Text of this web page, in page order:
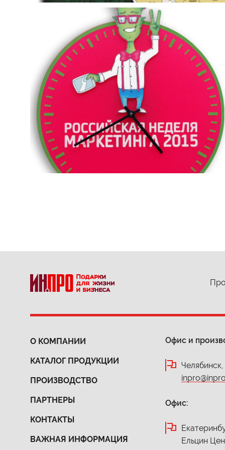
О КОМПАНИИ
КАТАЛОГ ПРОДУКЦИИ
ПРОИЗВОДСТВО
ПАРТНЕРЫ
КОНТАКТЫ
ВАЖНАЯ ИНФОРМАЦИЯ
Офис и
Офис:
Ельцин